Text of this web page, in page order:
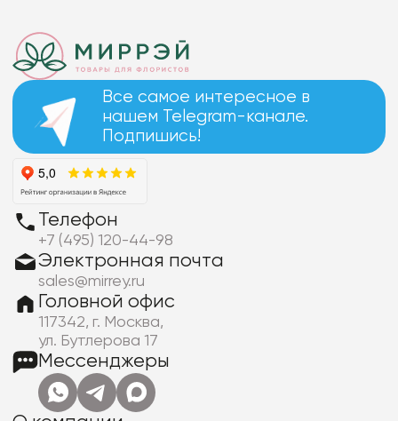
Все самое интересное в
нашем Telegram-канале.
Подпишись!
Телефон
+7 (495) 120-44-98
Электронная почта
sales@mirrey.ru
Головной офис
117342, г. Москва,
ул. Бутлерова 17
Мессенджеры